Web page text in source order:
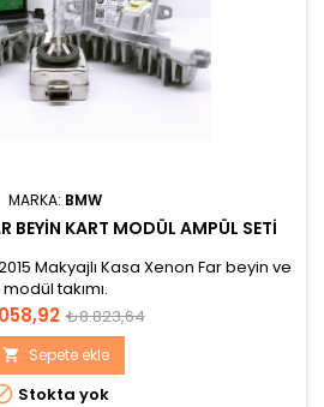
MARKA: BMW
BEYIN KART MODÜL AMPÜL SETI
Makyajlı Kasa Xenon Far beyin ve
modül takımı.
Normal
fiyat
₺8.823,64
 Sepete ekle
Stokta yok